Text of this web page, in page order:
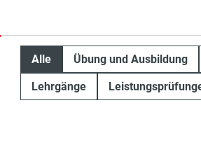
Alle Übung und Ausbildung
Lehrgänge